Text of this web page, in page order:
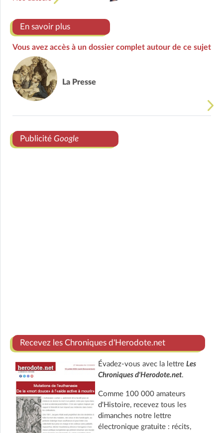
En savoir plus
Vous avez accès à un dossier complet autour de ce sujet
La Presse
Publicité Google
Recevez les Chroniques d'Herodote.net
Évadez-vous avec la lettre Les
Chroniques d'Herodote.net.
Comme 100 000 amateurs
d'Histoire, recevez tous les
dimanches notre lettre
électronique gratuite : récits,